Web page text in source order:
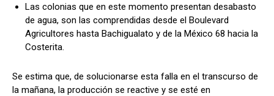
Las colonias que en este momento presentan desabasto
de agua, son las comprendidas desde el Boulevard
Agricultores hasta Bachigualato y de la México 68 hacia la
Costerita.
Se estima que, de solucionarse esta falla en el transcurso de
la mañana, la producción se reactive y se esté en